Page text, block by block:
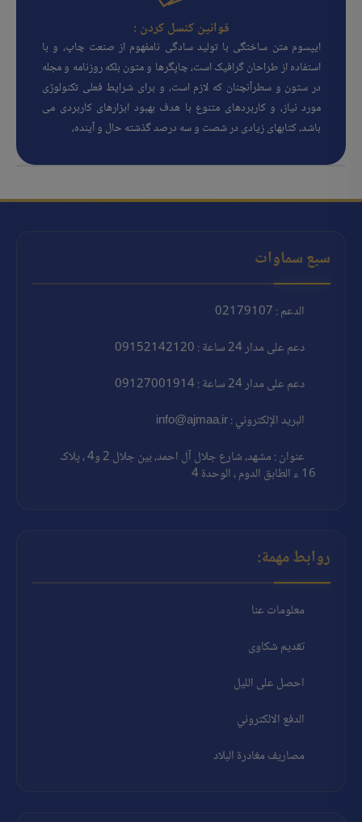
قوانین کنسل کردن :
ایپسوم متن ساختگی با تولید سادگی نامفهوم از صنعت چاپ، و با
استفاده از طراحان گرافیک است، چاپگرها و متون بلکه روزنامه و مجله
در ستون و سطرآنچنان که لازم است، و برای شرایط فعلی تکنولوژی
مورد نیاز، و کاربردهای متنوع با هدف بهبود ابزارهای کاربردی می
باشد، کتابهای زیادی در شصت و سه درصد گذشته حال و آینده،
سبع سماوات
الدعم : 02179107
دعم على مدار 24 ساعة : 09152142120
دعم على مدار 24 ساعة : 09127001914
البريد الإلكتروني : info@ajmaa.ir
عنوان : مشهد، شارع جلال آل احمد، بين جلال 2 و4 ، پلاک
16 ء الطابق الدوم ، الوحدة 4
روابط مهمة:
معلومات عنا
تقديم شكاوى
احصل على الليل
الدفع الالكتروني
مصاريف مغادرة البلاد